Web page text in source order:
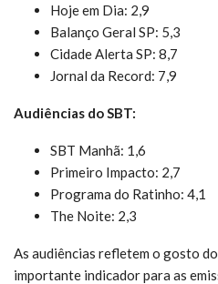
Hoje em Dia: 2,9
Balanço Geral SP: 5,3
Cidade Alerta SP: 8,7
Jornal da Record: 7,9
Audiências do SBT:
SBT Manhã: 1,6
Primeiro Impacto: 2,7
Programa do Ratinho: 4,1
The Noite: 2,3
As audiências refletem o gosto
importante indicador para as